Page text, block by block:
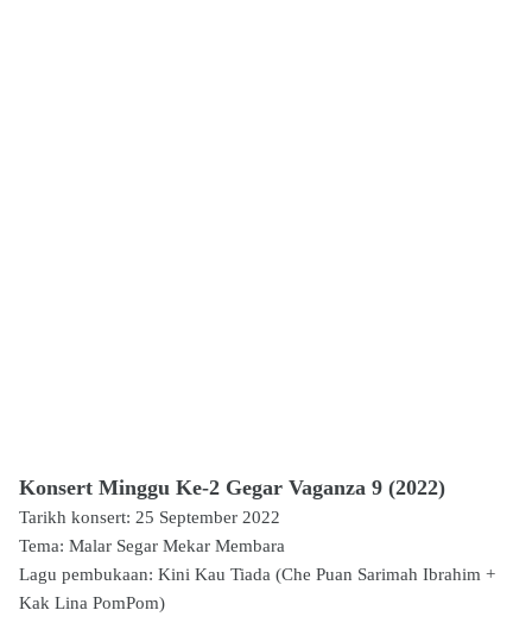
Konsert Minggu Ke-2 Gegar Vaganza 9 (2022)
Tarikh konsert: 25 September 2022
Tema: Malar Segar Mekar Membara
Lagu pembukaan: Kini Kau Tiada (Che Puan Sarimah Ibrahim +
Kak Lina PomPom)